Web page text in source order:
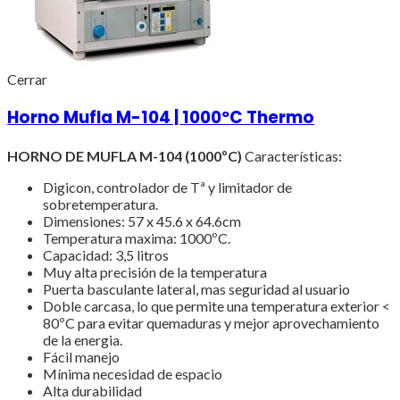
Cerrar
Horno Mufla M-104 | 1000ºC Thermo
HORNO DE MUFLA M-104 (1000ºC) Características:
Digicon, controlador de Tª y limitador de
sobretemperatura.
Dimensiones: 57 x 45.6 x 64.6cm
Temperatura maxima: 1000ºC.
Capacidad: 3,5 litros
Muy alta precisión de la temperatura
Puerta basculante lateral, mas seguridad al usuario
Doble carcasa, lo que permite una temperatura exterior <
80ºC para evitar quemaduras y mejor aprovechamiento
de la energia.
Fácil manejo
Mínima necesidad de espacio
Alta durabilidad